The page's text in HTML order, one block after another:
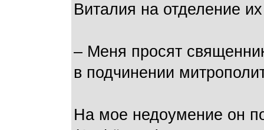
Виталия на отделение
– Меня просят
в подчинении
На мое недоумение он